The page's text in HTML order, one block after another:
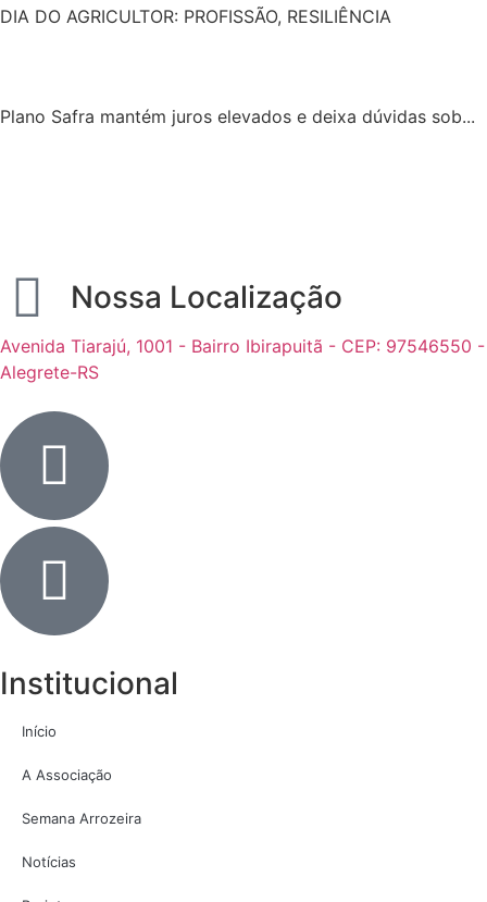
DIA DO AGRICULTOR: PROFISSÃO, RESILIÊNCIA
Plano Safra mantém juros elevados e deixa dúvidas sob...
Nossa Localização
Avenida Tiarajú, 1001 - Bairro Ibirapuitã - CEP: 97546550 -
Alegrete-RS
Institucional
Início
A Associação
Semana Arrozeira
Notícias